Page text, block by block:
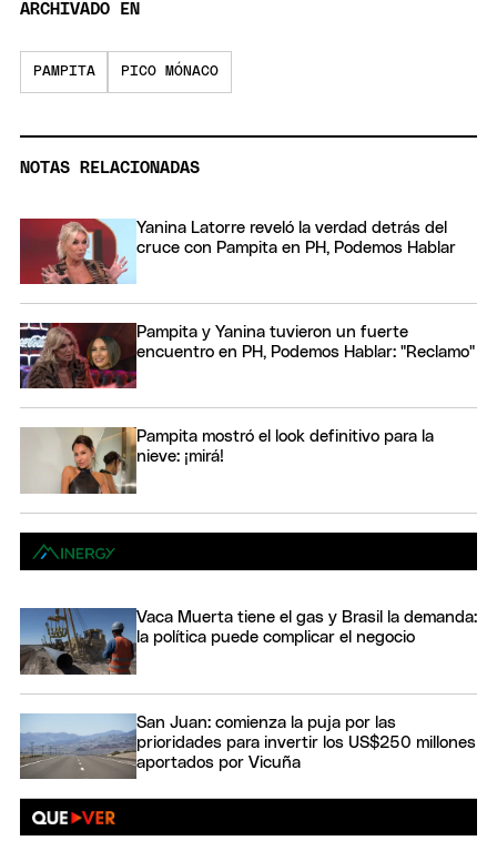
ARCHIVADO EN
PAMPITA PICO MÓNACO
NOTAS RELACIONADAS
Yanina Latorre reveló la verdad detrás del
cruce con Pampita en PH, Podemos Hablar
Pampita y Yanina tuvieron un fuerte
encuentro en PH, Podemos Hablar: "Reclamo"
Pampita mostró el look definitivo para la
nieve: ¡mirá!
Vaca Muerta tiene el gas y Brasil la demanda:
la política puede complicar el negocio
San Juan: comienza la puja por las
prioridades para invertir los US$250 millones
aportados por Vicuña